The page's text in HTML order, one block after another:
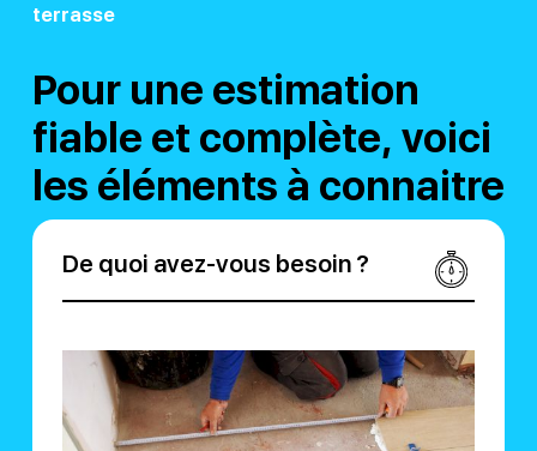
terrasse
Pour une estimation
fiable et complète, voici
les éléments à connaitre
De quoi avez-vous besoin ?